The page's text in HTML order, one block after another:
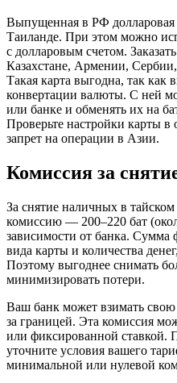
Выпущенная в РФ долларовая
Таиланде. При этом можно
с долларовым счетом.
Казахстане, Армении,
Такая карта выгодна, так как
конвертации валюты. С ней
или банке и обменять их на
Проверьте настройки карты
запрет на операции в Азии.
Комиссия за
За снятие наличных в
комиссию — 200–220 бат
зависимости от банка. Сумма
вида карты и количества
Поэтому выгоднее снимать
минимизировать потери.
Ваш банк может взимать
за границей. Эта комиссия
или фиксированной ставкой.
уточните условия вашего
минимальной или нулевой